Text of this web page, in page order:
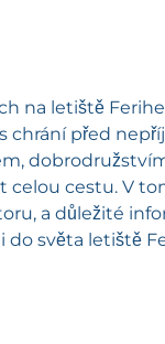
na letiště
chrání před
celou cestu. V
a důležité
světa letiště